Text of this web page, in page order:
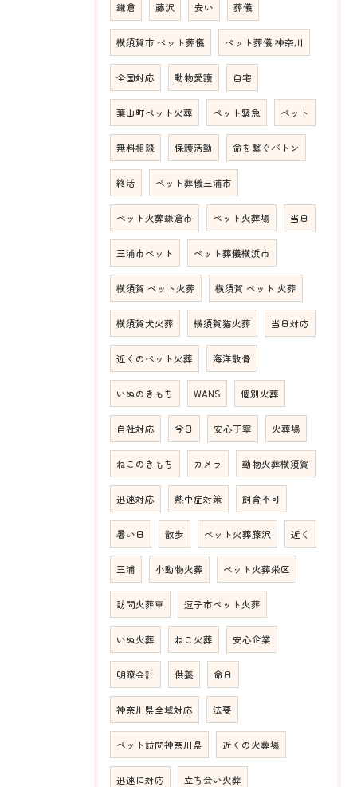
鎌倉 藤沢 安い 葬儀
横須賀市 ペット葬儀 ペット葬儀 神奈川
全国対応 動物愛護 自宅
葉山町ペット火葬 ペット緊急 ペット
無料相談 保護活動 命を繋ぐバトン
終活 ペット葬儀三浦市
ペット火葬鎌倉市 ペット火葬場 当日
三浦市ペット ペット葬儀横浜市
横須賀 ペット火葬 横須賀 ペット 火葬
横須賀犬火葬 横須賀猫火葬 当日対応
近くのペット火葬 海洋散骨
いぬのきもち WANS 個別火葬
自社対応 今日 安心丁寧 火葬場
ねこのきもち カメラ 動物火葬横須賀
迅速対応 熱中症対策 飼育不可
暑い日 散歩 ペット火葬藤沢 近く
三浦 小動物火葬 ペット火葬栄区
訪問火葬車 逗子市ペット火葬
いぬ火葬 ねこ火葬 安心企業
明瞭会計 供養 命日
神奈川県全域対応 法要
ペット訪問神奈川県 近くの火葬場
迅速に対応 立ち会い火葬